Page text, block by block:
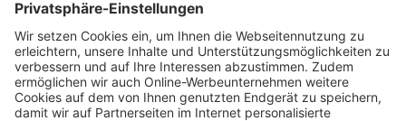
Diakonisches Werk im Kirchenkreis